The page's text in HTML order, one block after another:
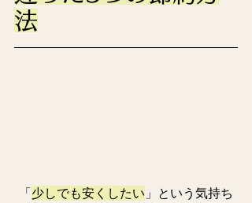
法
「少しでも安くしたい 」という気持ち